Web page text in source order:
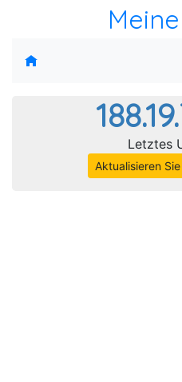
Letztes
Aktualisieren